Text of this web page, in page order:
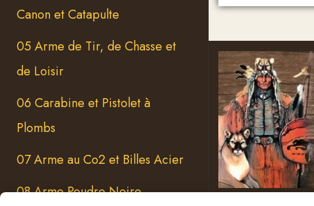
Canon et Catapulte
05 Arme de Tir, de Chasse et
de Loisir
06 Carabine et Pistolet à
Plombs
07 Arme au Co2 et Billes Acier
08 Arme Poudre Noire